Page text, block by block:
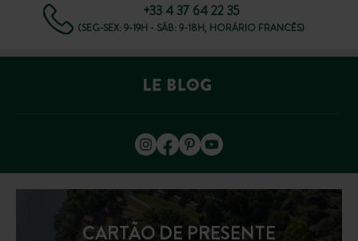
+33 4 37 64 22 35
(SEG-SEX: 9-19H - SÁB: 9-18H, HORÁRIO FRANCÊS)
CARTÃO DE PRESENTE